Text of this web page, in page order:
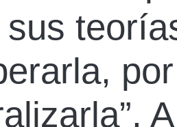
sus